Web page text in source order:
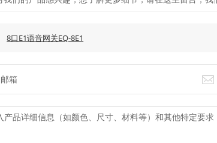
8口E1语音网关EQ-8E1